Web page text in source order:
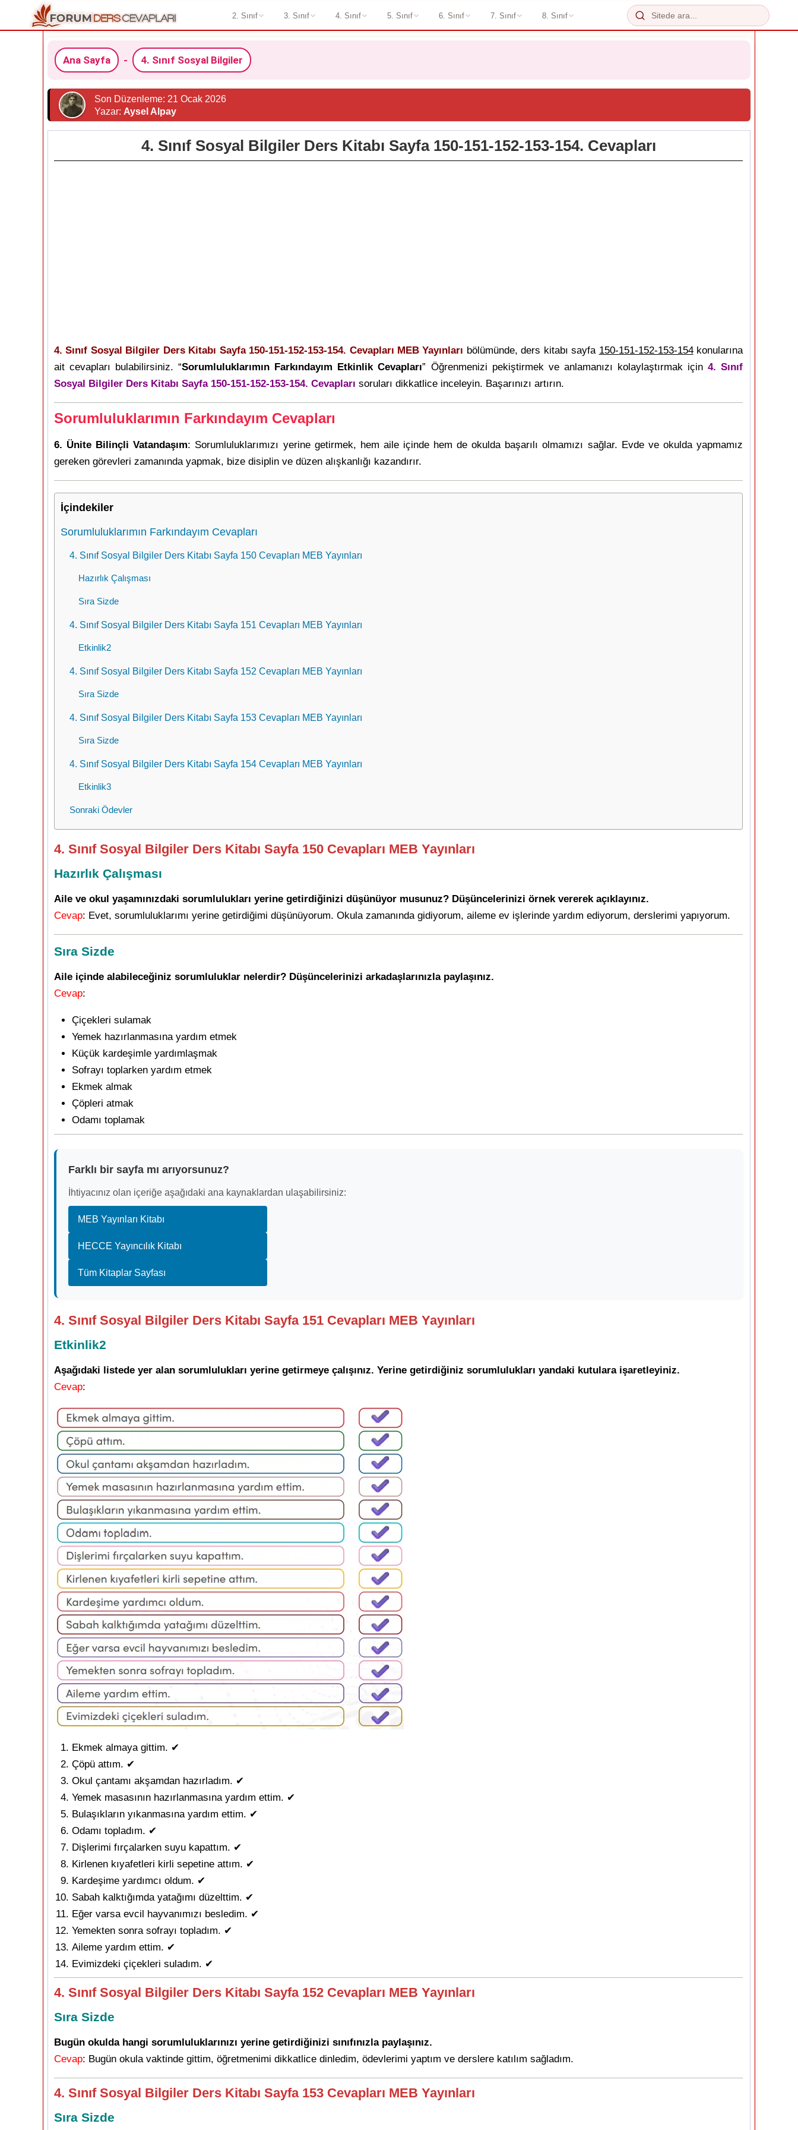
2. Sınıf 3. Sınıf 4. Sınıf 5. Sınıf 6. Sınıf 7. Sınıf 8. Sınıf
Ana Sayfa - 4. Sınıf Sosyal Bilgiler
Son Düzenleme: 21 Ocak 2026
Yazar: Aysel Alpay
4. Sınıf Sosyal Bilgiler Ders Kitabı Sayfa 150-151-152-153-154. Cevapları
4. Sınıf Sosyal Bilgiler Ders Kitabı Sayfa 150-151-152-153-154. Cevapları MEB Yayınları bölümünde, ders kitabı sayfa 150-151-152-153-154konularına
ait cevapları bulabilirsiniz. “Sorumluluklarımın Farkındayım Etkinlik Cevapları” Öğrenmenizi pekiştirmek ve anlamanızı kolaylaştırmak için 4. Sınıf
Sosyal Bilgiler Ders Kitabı Sayfa 150-151-152-153-154. Cevapları soruları dikkatlice inceleyin. Başarınızı artırın.
Sorumluluklarımın Farkındayım Cevapları
6. Ünite Bilinçli Vatandaşım: Sorumluluklarımızı yerine getirmek, hem aile içinde hem de okulda başarılı olmamızı sağlar. Evde ve okulda yapmamız
gereken görevleri zamanında yapmak, bize disiplin ve düzen alışkanlığı kazandırır.
İçindekiler
Sorumluluklarımın Farkındayım Cevapları
4. Sınıf Sosyal Bilgiler Ders Kitabı Sayfa 150 Cevapları MEB Yayınları
Hazırlık Çalışması
Sıra Sizde
4. Sınıf Sosyal Bilgiler Ders Kitabı Sayfa 151 Cevapları MEB Yayınları
Etkinlik2
4. Sınıf Sosyal Bilgiler Ders Kitabı Sayfa 152 Cevapları MEB Yayınları
Sıra Sizde
4. Sınıf Sosyal Bilgiler Ders Kitabı Sayfa 153 Cevapları MEB Yayınları
Sıra Sizde
4. Sınıf Sosyal Bilgiler Ders Kitabı Sayfa 154 Cevapları MEB Yayınları
Etkinlik3
Sonraki Ödevler
4. Sınıf Sosyal Bilgiler Ders Kitabı Sayfa 150 Cevapları MEB Yayınları
Hazırlık Çalışması
Aile ve okul yaşamınızdaki sorumlulukları yerine getirdiğinizi düşünüyor musunuz? Düşüncelerinizi örnek vererek açıklayınız.
Cevap: Evet, sorumluluklarımı yerine getirdiğimi düşünüyorum. Okula zamanında gidiyorum, aileme ev işlerinde yardım ediyorum, derslerimi yapıyorum.
Sıra Sizde
Aile içinde alabileceğiniz sorumluluklar nelerdir? Düşüncelerinizi arkadaşlarınızla paylaşınız.
Cevap:
Çiçekleri sulamak
Yemek hazırlanmasına yardım etmek
Küçük kardeşimle yardımlaşmak
Sofrayı toplarken yardım etmek
Ekmek almak
Çöpleri atmak
Odamı toplamak
Farklı bir sayfa mı arıyorsunuz?
İhtiyacınız olan içeriğe aşağıdaki ana kaynaklardan ulaşabilirsiniz:
MEB Yayınları Kitabı
HECCE Yayıncılık Kitabı
Tüm Kitaplar Sayfası
4. Sınıf Sosyal Bilgiler Ders Kitabı Sayfa 151 Cevapları MEB Yayınları
Etkinlik2
Aşağıdaki listede yer alan sorumlulukları yerine getirmeye çalışınız. Yerine getirdiğiniz sorumlulukları yandaki kutulara işaretleyiniz.
Cevap:
Ekmek almaya gittim. ✔
Çöpü attım. ✔
Okul çantamı akşamdan hazırladım. ✔
Yemek masasının hazırlanmasına yardım ettim. ✔
Bulaşıkların yıkanmasına yardım ettim. ✔
Odamı topladım. ✔
Dişlerimi fırçalarken suyu kapattım. ✔
Kirlenen kıyafetleri kirli sepetine attım. ✔
Kardeşime yardımcı oldum. ✔
Sabah kalktığımda yatağımı düzelttim. ✔
Eğer varsa evcil hayvanımızı besledim. ✔
Yemekten sonra sofrayı topladım. ✔
Aileme yardım ettim. ✔
Evimizdeki çiçekleri suladım. ✔
4. Sınıf Sosyal Bilgiler Ders Kitabı Sayfa 152 Cevapları MEB Yayınları
Sıra Sizde
Bugün okulda hangi sorumluluklarınızı yerine getirdiğinizi sınıfınızla paylaşınız.
Cevap: Bugün okula vaktinde gittim, öğretmenimi dikkatlice dinledim, ödevlerimi yaptım ve derslere katılım sağladım.
4. Sınıf Sosyal Bilgiler Ders Kitabı Sayfa 153 Cevapları MEB Yayınları
Sıra Sizde